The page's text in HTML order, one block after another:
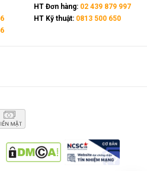
HT Đơn hàng: 02 439 879 997
HT Kỹ thuật: 0813 500 650